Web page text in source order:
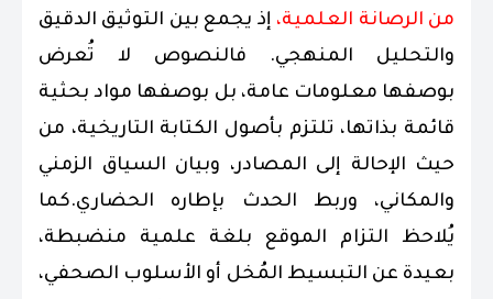
من الرصانة العلمية، إذ يجمع بين التوثيق الدقيق
والتحليل المنهجي. فالنصوص لا تُعرض
بوصفها معلومات عامة، بل بوصفها مواد بحثية
قائمة بذاتها، تلتزم بأصول الكتابة التاريخية، من
حيث الإحالة إلى المصادر، وبيان السياق الزمني
والمكاني، وربط الحدث بإطاره الحضاري.كما
يُلاحظ التزام الموقع بلغة علمية منضبطة،
بعيدة عن التبسيط المُخل أو الأسلوب الصحفي،